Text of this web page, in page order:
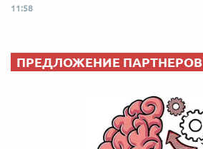
11:58
ПРЕДЛОЖЕНИЕ ПАРТНЕРОВ